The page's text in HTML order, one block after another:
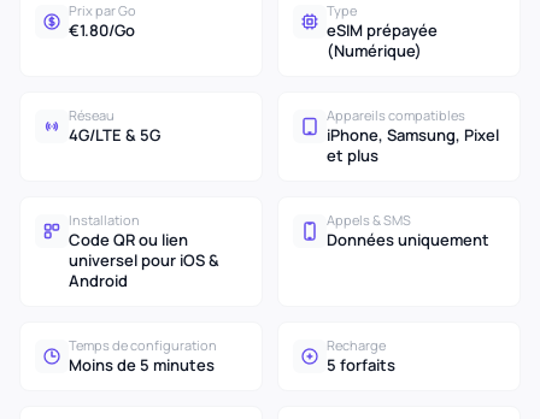
Prix par Go
€1.80/Go
Type
eSIM prépayée
(Numérique)
Réseau
4G/LTE & 5G
Appareils compatibles
iPhone, Samsung, Pixel
et plus
Installation
Code QR ou lien
universel pour iOS &
Android
Appels & SMS
Données uniquement
Temps de configuration
Moins de 5 minutes
Recharge
5 forfaits